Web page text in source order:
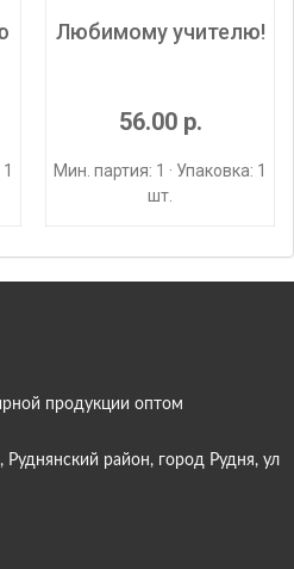
Любимому учителю!
56.00 р.
Мин. партия: 1 · Упаковка: 1
шт.
продукции оптом
район, город Рудня, ул